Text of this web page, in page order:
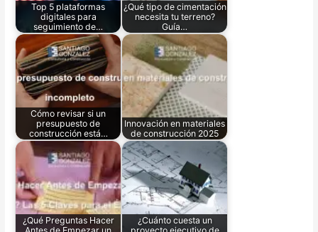
Top 5 plataformas
digitales para
seguimiento de…
¿Qué tipo de cimentación
necesita tu terreno?
Guía…
Cómo revisar si un
presupuesto de
construcción está…
Innovación en materiales
de construcción 2025
¿Qué Preguntas Hacer
¿Cuánto cuesta un